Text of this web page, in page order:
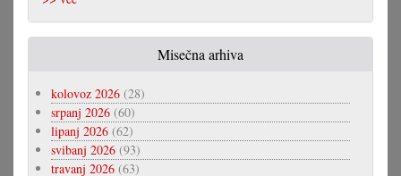
Misečna arhiva
kolovoz 2026 (28)
srpanj 2026 (60)
lipanj 2026 (62)
svibanj 2026 (93)
travanj 2026 (63)